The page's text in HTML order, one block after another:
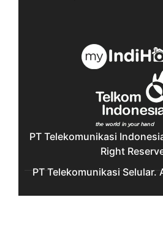
PT Telekomunikasi
Right
PT Telekomunikasi Selular.